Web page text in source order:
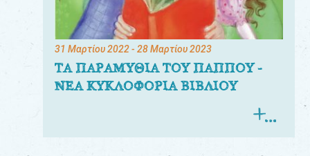
31 Μαρτίου 2022- 28 Μαρτίου 2023
ΤΑ ΠΑΡΑΜΥΘΙΑ ΤΟΥ ΠΑΠΠΟΥ -
ΝΕΑ ΚΥΚΛΟΦΟΡΙΑ ΒΙΒΛΙΟΥ